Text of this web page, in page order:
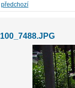
předchozí
100_7488.JPG